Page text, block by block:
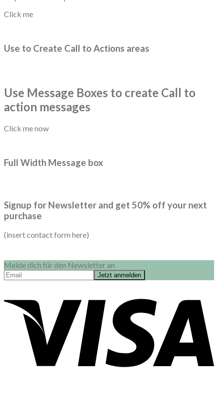
Click me
Use to Create Call to Actions areas
Use Message Boxes to create Call to
action messages
Click me now
Full Width Message box
Signup for Newsletter and get 50% off your next
purchase
(insert contact form here)
Melde dich für den Newsletter an